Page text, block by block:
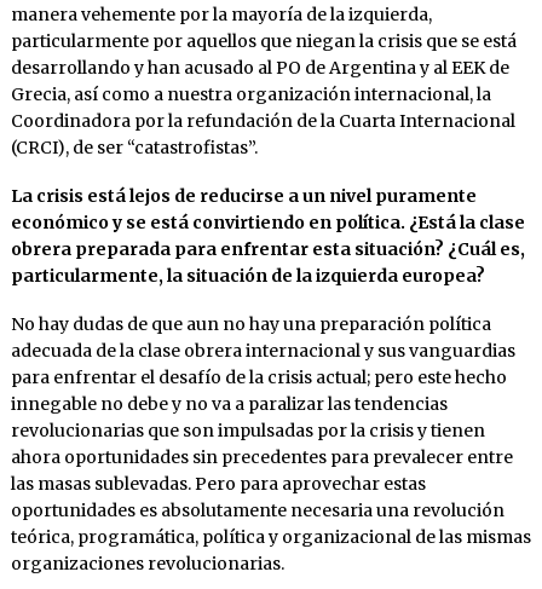
manera vehemente por la mayoría de la izquierda,
particularmente por aquellos que niegan la crisis que se está
desarrollando y han acusado al PO de Argentina y al EEK de
Grecia, así como a nuestra organización internacional, la
Coordinadora por la refundación de la Cuarta Internacional
(CRCI), de ser “catastrofistas”.
La crisis está lejos de reducirse a un nivel puramente
económico y se está convirtiendo en política. ¿Está la clase
obrera preparada para enfrentar esta situación? ¿Cuál es,
particularmente, la situación de la izquierda europea?
No hay dudas de que aun no hay una preparación política
adecuada de la clase obrera internacional y sus vanguardias
para enfrentar el desafío de la crisis actual; pero este hecho
innegable no debe y no va a paralizar las tendencias
revolucionarias que son impulsadas por la crisis y tienen
ahora oportunidades sin precedentes para prevalecer entre
las masas sublevadas. Pero para aprovechar estas
oportunidades es absolutamente necesaria una revolución
teórica, programática, política y organizacional de las mismas
organizaciones revolucionarias.